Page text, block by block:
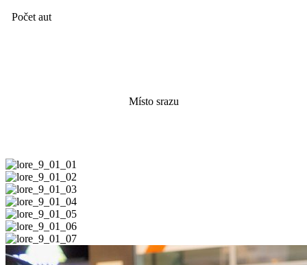
Počet aut
Místo srazu
lore_9_01_01
lore_9_01_02
lore_9_01_03
lore_9_01_04
lore_9_01_05
lore_9_01_06
lore_9_01_07